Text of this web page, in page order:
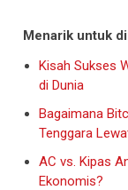
Menarik untuk
Kisah Sukses
di Dunia
Bagaimana
Tenggara
AC vs. Kipas
Ekonomis?